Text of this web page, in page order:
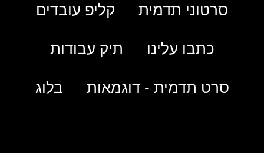
סרטוני תדמית קליפ עובדים
כתבו עלינו תיק עבודות
סרט תדמית - דוגמאות בלוג